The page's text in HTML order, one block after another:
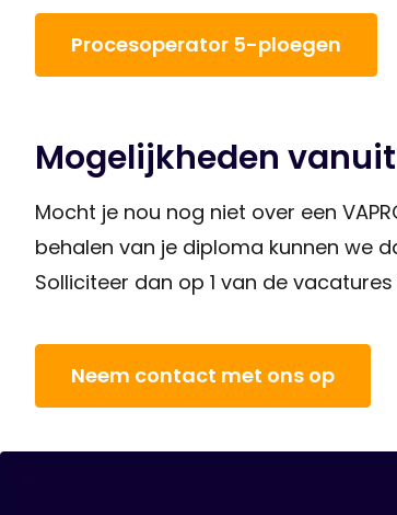
Procesoperator 5-ploegen
Mogelijkheden
Mocht je nou nog niet over een
behalen van je diploma kunnen we
Solliciteer dan op 1 van de
Neem contact met ons op